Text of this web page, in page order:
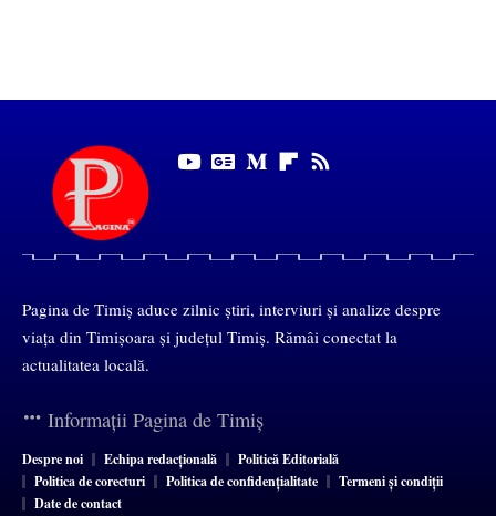
Pagina de Timiș aduce zilnic știri, interviuri și analize despre
viața din Timișoara și județul Timiș. Rămâi conectat la
actualitatea locală.
Informații Pagina de Timiș
Despre noi Echipa redacțională
Politică Editorială
Politica de corecturi
Politica de confidențialitate
Termeni și condiții
Date de contact